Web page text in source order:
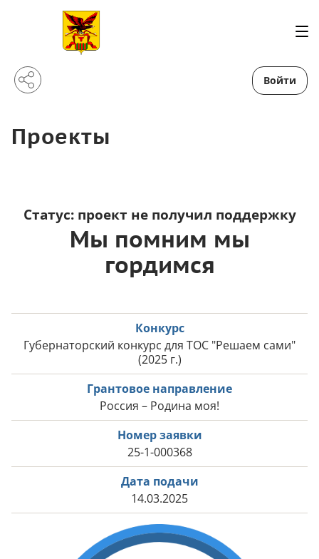
Войти
Проекты
Статус: проект не получил поддержку
Мы помним мы
гордимся
Конкурс
Губернаторский конкурс для ТОС "Решаем сами"
(2025 г.)
Грантовое направление
Россия – Родина моя!
Номер заявки
25-1-000368
Дата подачи
14.03.2025